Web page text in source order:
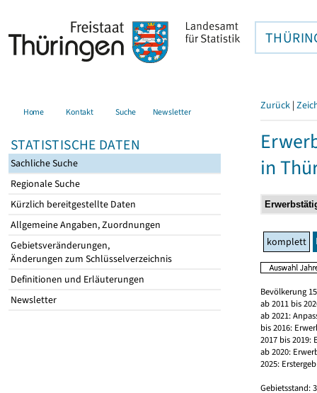
Home Kontakt Suche Newsletter
STATISTISCHE DATEN
Sachliche Suche
Regionale Suche
Kürzlich bereitgestellte Daten
Allgemeine Angaben, Zuordnungen
Gebietsveränderungen,
Änderungen zum Schlüsselverzeichnis
Definitionen und Erläuterungen
Newsletter
Zurück |
in
komplett
Bevölkerung
ab 2011 bis
ab 2021:
bis 2016:
2017 bis
ab 2020:
2025:
Gebietsstand: